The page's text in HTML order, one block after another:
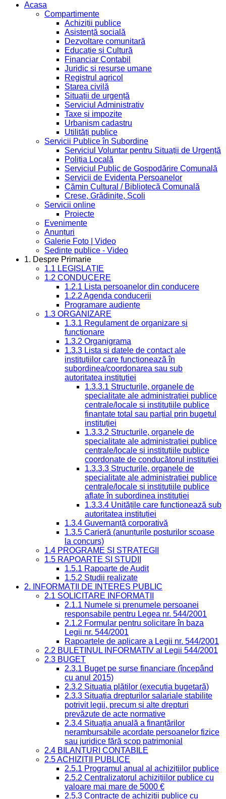
Acasa
Compartimente
Achiziții publice
Asistență socială
Dezvoltare comunitară
Educație și Cultură
Financiar Contabil
Juridic si resurse umane
Registrul agricol
Starea civilă
Situații de urgență
Serviciul Administrativ
Taxe și impozite
Urbanism cadastru
Utilități publice
Servicii Publice în Subordine
Serviciul Voluntar pentru Situații de Urgență
Poliția Locală
Serviciul Public de Gospodărire Comunală
Servicii de Evidența Persoanelor
Cămin Cultural / Bibliotecă Comunală
Creșe, Grădinițe, Școli
Servicii online
Proiecte
Evenimente
Anunțuri
Galerie Foto | Video
Sedinte publice - Video
1. Despre Primarie
1.1 LEGISLAȚIE
1.2 CONDUCERE
1.2.1 Lista persoanelor din conducere
1.2.2 Agenda conducerii
Programare audiențe
1.3 ORGANIZARE
1.3.1 Regulament de organizare și
funcționare
1.3.2 Organigrama
1.3.3 Lista și datele de contact ale
instituțiilor care funcționează în
subordinea/coordonarea sau sub
autoritatea instituției
1.3.3.1 Structurile, organele de
specialitate ale administrației publice
centrale/locale și instituțiile publice
finanțate total sau parțial prin bugetul
instituției
1.3.3.2 Structurile, organele de
specialitate ale administrației publice
centrale/locale și instituțiile publice
coordonate de conducătorul instituției
1.3.3.3 Structurile, organele de
specialitate ale administrației publice
centrale/locale și instituțiile publice
aflate în subordinea instituției
1.3.3.4 Unitățile care funcționează sub
autoritatea instituției
1.3.4 Guvernanță corporativă
1.3.5 Carieră (anunțurile posturilor scoase
la concurs)
1.4 PROGRAME ȘI STRATEGII
1.5 RAPOARTE ȘI STUDII
1.5.1 Rapoarte de Audit
1.5.2 Studii realizate
2. INFORMAȚII DE INTERES PUBLIC
2.1 SOLICITARE INFORMAȚII
2.1.1 Numele și prenumele persoanei
responsabile pentru Legea nr. 544/2001
2.1.2 Formular pentru solicitare în baza
Legii nr. 544/2001
Rapoartele de aplicare a Legii nr. 544/2001
2.2 BULETINUL INFORMATIV al Legii 544/2001
2.3 BUGET
2.3.1 Buget pe surse financiare (începând
cu anul 2015)
2.3.2 Situația plăților (execuția bugetară)
2.3.3 Situația drepturilor salariale stabilite
potrivit legii, precum și alte drepturi
prevăzute de acte normative
2.3.4 Situația anuală a finanțărilor
nerambursabile acordate persoanelor fizice
sau juridice fără scop patrimonial
2.4 BILANȚURI CONTABILE
2.5 ACHIZIȚII PUBLICE
2.5.1 Programul anual al achizițiilor publice
2.5.2 Centralizatorul achizițiilor publice cu
valoare mai mare de 5000 €
2.5.3 Contracte de achiziții publice cu